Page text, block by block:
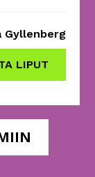
Gyllenberg
LIPUT